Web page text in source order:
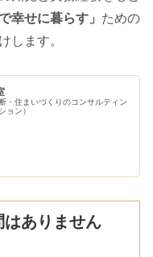
幸せに暮らす」 ための
します。
・住まいづくりのコンサルティン
ョン）
ありません